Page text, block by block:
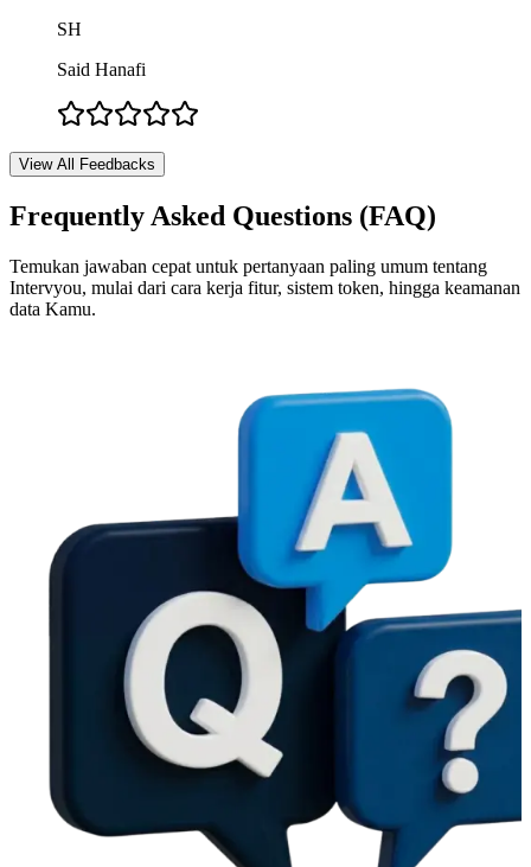
SH
Said Hanafi
View All Feedbacks
Frequently Asked Questions (FAQ)
Temukan jawaban cepat untuk pertanyaan paling umum tentang
Intervyou, mulai dari cara kerja fitur, sistem token, hingga keamanan
data Kamu.